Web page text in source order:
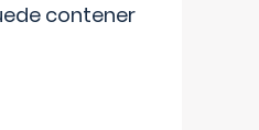
contener